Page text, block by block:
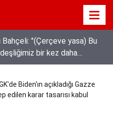
fiyat farkına tepki
Biden'ın açıkladığı Gazze
karar tasarısı kabul